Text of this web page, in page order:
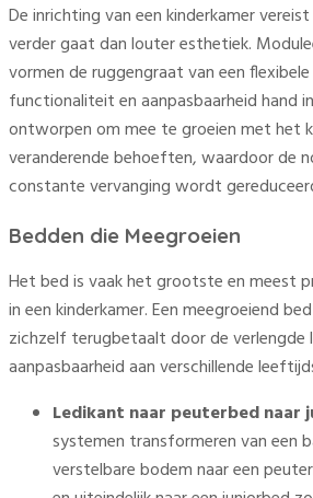
De inrichting van een kinderkamer
verder gaat dan louter esthetiek.
vormen de ruggengraat van een
functionaliteit en aanpasbaarheid hand
ontworpen om mee te groeien met het
veranderende behoeften, waardoor de
constante vervanging wordt
Bedden die Meegroeien
Het bed is vaak het grootste en meest
in een kinderkamer. Een meegroeiend
zichzelf terugbetaalt door de verlengde
aanpasbaarheid aan verschillende
Ledikant naar peuterbed naar
systemen transformeren van een
verstelbare bodem naar een